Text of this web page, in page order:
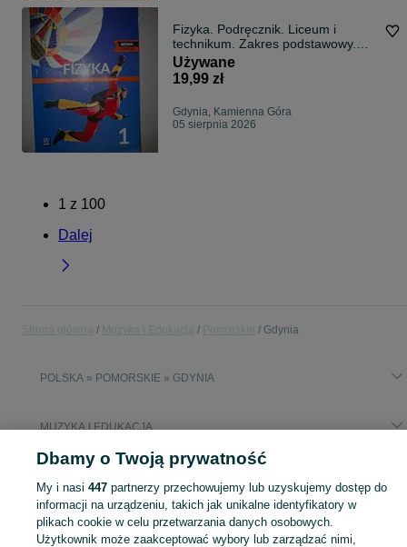
Fizyka. Podręcznik. Liceum i
technikum. Zakres podstawowy.
Klasa 1.
Używane
19,99 zł
Gdynia, Kamienna Góra
05 sierpnia 2026
1 z 100
Dalej
Gdynia
POLSKA » POMORSKIE » GDYNIA
MUZYKA I EDUKACJA
Sprzedaż towarów dla relaksu, twórczości i nauki Gdynia ▶️ Nowe i używane instrumenty, książki, filmy i inne ✌ Kupuj i sprzedawaj na OLX.pl!
Dbamy o Twoją prywatność
My i nasi 447partnerzy przechowujemy lub uzyskujemy dostęp do
informacji na urządzeniu, takich jak unikalne identyfikatory w
plikach cookie w celu przetwarzania danych osobowych.
Użytkownik może zaakceptować wybory lub zarządzać nimi,